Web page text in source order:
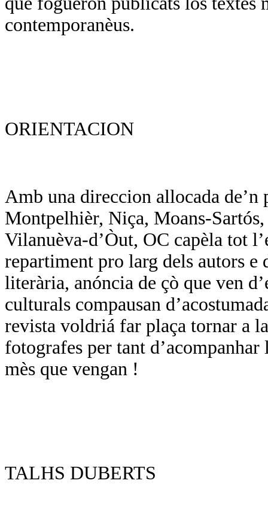
contemporanèus.
ORIENTACION
Amb una direccion allocada
Montpelhièr, Niça, Moans-
Vilanuèva-d’Òut, OC capèla tot
repartiment pro larg dels autors e
literària, anóncia de çò que ven
culturals compausan
revista voldriá far plaça tornar a
fotografes per tant
mès que vengan !
TALHS DUBERTS